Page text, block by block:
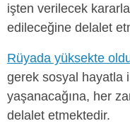
işten verilecek
edileceğine delalet
Rüyada yüksekte
gerek sosyal hayatla
yaşanacağına, her
delalet etmektedir.